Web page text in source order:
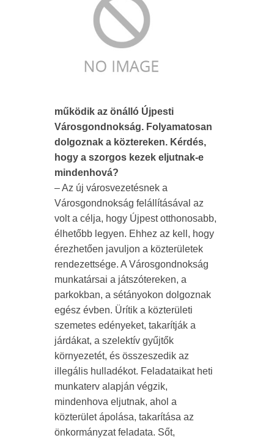
működik az önálló Újpesti
Városgondnokság. Folyamatosan
dolgoznak a köztereken. Kérdés,
hogy a szorgos kezek eljutnak-e
mindenhová?
– Az új városvezetésnek a
Városgondnokság felállításával az
volt a célja, hogy Újpest otthonosabb,
élhetőbb legyen. Ehhez az kell, hogy
érezhetően javuljon a közterületek
rendezettsége. A Városgondnokság
munkatársai a játszótereken, a
parkokban, a sétányokon dolgoznak
egész évben. Ürítik a közterületi
szemetes edényeket, takarítják a
járdákat, a szelektív gyűjtők
környezetét, és összeszedik az
illegális hulladékot. Feladataikat heti
munkaterv alapján végzik,
mindenhova eljutnak, ahol a
közterület ápolása, takarítása az
önkormányzat feladata. Sőt,